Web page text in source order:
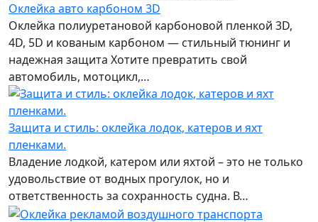
Оклейка авто карбоном 3D
Оклейка полиуретановой карбоновой пленкой 3D,
4D, 5D и кованым карбоном — стильный тюнинг и
надежная защита Хотите превратить свой
автомобиль, мотоцикл,…
Защита и стиль: оклейка лодок, катеров и яхт
пленками.
Владение лодкой, катером или яхтой – это не только
удовольствие от водных прогулок, но и
ответственность за сохранность судна. В…